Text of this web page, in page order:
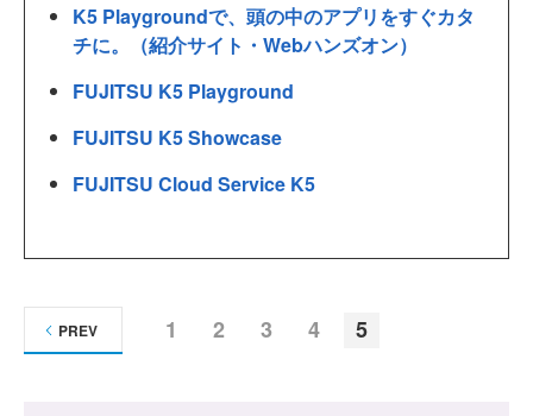
K5 Playgroundで、頭の中のアプリをすぐカタ
チに。（紹介サイト・Webハンズオン）
FUJITSU K5 Playground
FUJITSU K5 Showcase
FUJITSU Cloud Service K5
1 2 3 4 5
PREV